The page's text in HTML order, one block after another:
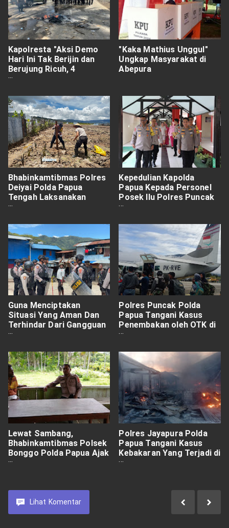
Kapolresta "Aksi Demo
Hari Ini Tak Berijin dan
Berujung Ricuh, 4
Personel Jadi Korban,
Dibakar"
"Kaka Mathius Unggul"
Ungkap Masyarakat di
Abepura
Bhabinkamtibmas Polres
Deiyai Polda Papua
Tengah Laksanakan
Penanaman Bibit Ubi di
Kepedulian Kapolda
Papua Kepada Personel
Posek Ilu Polres Puncak
Jaya Bripka Arif Hidayat
Guna Menciptakan
Situasi Yang Aman Dan
Terhindar Dari Gangguan
Kamtibmas, Polres
Patroli dan Razia Alat
Tajam
Polres Puncak Polda
Papua Tangani Kasus
Penembakan oleh OTK di
Kompleks Pasar Kago
Lewat Sambang,
Bhabinkamtibmas Polsek
Bonggo Polda Papua Ajak
Warga Wujudkan
Polres Jayapura Polda
Papua Tangani Kasus
Kebakaran Yang Terjadi di
Pasar Baru Sentani
Lihat Komentar